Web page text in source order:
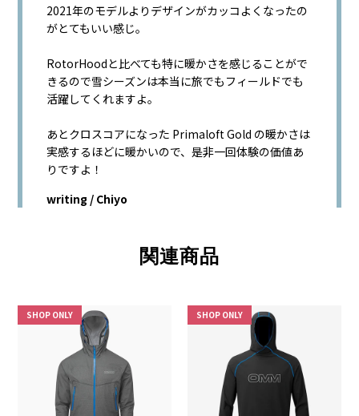
2021年のモデルよりデザインがカッコよくなったの
がとてもいい感じ。
RotorHoodと比べても特に暖かさを感じることがで
きるので雪シーズンは本当に旅でもフィールドでも
活躍してくれますよ。
あとクロスコアになった Primaloft Gold の暖かさは
実感するほどに暖かいので、是非一回体験の価値あ
りですよ！
writing / Chiyo
関連商品
SHOP ONLY SHOP ONLY